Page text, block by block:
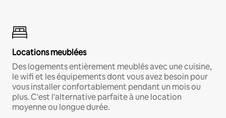
Locations meublées
Des logements entièrement meublés avec une cuisine,
le wifi et les équipements dont vous avez besoin pour
vous installer confortablement pendant un mois ou
plus. C'est l'alternative parfaite à une location
moyenne ou longue durée.